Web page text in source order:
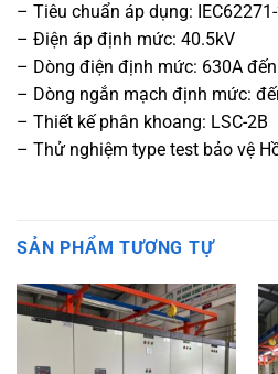
– Tiêu chuẩn áp dụng:
– Điện áp định mức: 40.5kV
– Dòng điện định mức: 630A
– Dòng ngắn mạch định mức:
– Thiết kế phân khoang: LSC-2B
– Thử nghiệm type test bảo vệ
SẢN PHẨM TƯƠNG TỰ